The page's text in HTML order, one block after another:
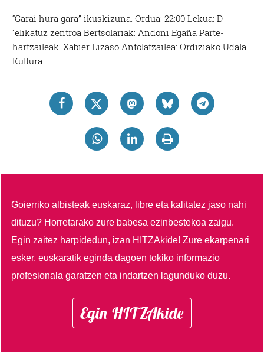
“Garai hura gara” ikuskizuna. Ordua: 22:00 Lekua: D
´elikatuz zentroa Bertsolariak: Andoni Egaña Parte-
hartzaileak: Xabier Lizaso Antolatzailea: Ordiziako Udala.
Kultura
Goierriko albisteak euskaraz, libre eta kalitatez jaso nahi
dituzu? Horretarako zure babesa ezinbestekoa zaigu.
Egin zaitez harpidedun, izan HITZAkide!Zure ekarpenari
esker, euskaratik eginda dagoen tokiko informazio
profesionala garatzen eta indartzen lagunduko duzu.
Egin HITZAkide